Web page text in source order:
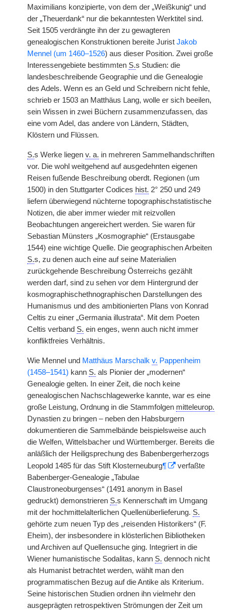
Maximilians konzipierte, von dem der „Weißkunig“ und
der „Theuerdank“ nur die bekanntesten Werktitel sind.
Seit 1505 verdrängte ihn der zu gewagteren
genealogischen Konstruktionen bereite Jurist Jakob
Mennel (um 1460–1526) aus dieser Position. Zwei große
Interessengebiete bestimmten S.s Studien: die
landesbeschreibende Geographie und die Genealogie
des Adels. Wenn es an Geld und Schreibern nicht fehle,
schrieb er 1503 an Matthäus Lang, wolle er sich beeilen,
sein Wissen in zwei Büchern zusammenzufassen, das
eine vom Adel, das andere von Ländern, Städten,
Klöstern und Flüssen.
S.s Werke liegen v. a. in mehreren Sammelhandschriften
vor. Die wohl weitgehend auf ausgedehnten eigenen
Reisen fußende Beschreibung oberdt. Regionen (um
1500) in den Stuttgarter Codices hist. 2° 250 und 249
liefern überwiegend nüchterne topographischstatistische
Notizen, die aber immer wieder mit reizvollen
Beobachtungen angereichert werden. Sie waren für
Sebastian Münsters „Kosmographie“ (Erstausgabe
1544) eine wichtige Quelle. Die geographischen Arbeiten
S.s, zu denen auch eine auf seine Materialien
zurückgehende Beschreibung Österreichs gezählt
werden darf, sind zu sehen vor dem Hintergrund der
kosmographischethnographischen Darstellungen des
Humanismus und des ambitionierten Plans von Konrad
Celtis zu einer „Germania illustrata“. Mit dem Poeten
Celtis verband S. ein enges, wenn auch nicht immer
konfliktfreies Verhältnis.
Wie Mennel und Matthäus Marschalk v. Pappenheim
(1458–1541) kann S. als Pionier der „modernen“
Genealogie gelten. In einer Zeit, die noch keine
genealogischen Nachschlagewerke kannte, war es eine
große Leistung, Ordnung in die Stammfolgen mitteleurop.
Dynastien zu bringen – neben den Habsburgern
dokumentieren die Sammelbände beispielsweise auch
die Welfen, Wittelsbacher und Württemberger. Bereits die
anläßlich der Heiligsprechung des Babenbergerherzogs
Leopold 1485 für das Stift Klosterneuburg¶
verfaßte
Babenberger-Genealogie „Tabulae
Claustroneoburgenses“ (1491 anonym in Basel
gedruckt) demonstrieren S.s Kennerschaft im Umgang
mit der hochmittelalterlichen Quellenüberlieferung. S.
gehörte zum neuen Typ des „reisenden Historikers“ (F.
Eheim), der insbesondere in klösterlichen Bibliotheken
und Archiven auf Quellensuche ging. Integriert in die
Wiener humanistische Sodalitas, kann S. dennoch nicht
als Humanist betrachtet werden, wählt man den
programmatischen Bezug auf die Antike als Kriterium.
Seine historischen Studien ordnen ihn vielmehr den
ausgeprägten retrospektiven Strömungen der Zeit um